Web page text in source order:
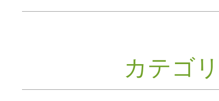
カテゴ